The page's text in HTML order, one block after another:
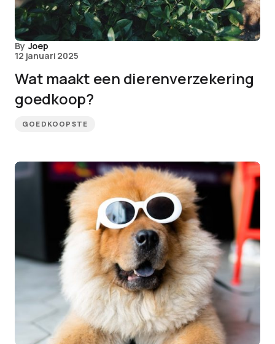
By Joep
12 januari 2025
Wat maakt een dierenverzekering
goedkoop?
GOEDKOOPSTE